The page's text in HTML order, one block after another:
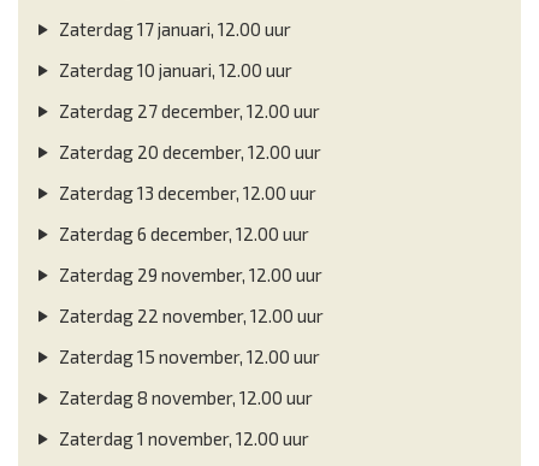
Zaterdag 17 januari, 12.00 uur
Zaterdag 10 januari, 12.00 uur
Zaterdag 27 december, 12.00 uur
Zaterdag 20 december, 12.00 uur
Zaterdag 13 december, 12.00 uur
Zaterdag 6 december, 12.00 uur
Zaterdag 29 november, 12.00 uur
Zaterdag 22 november, 12.00 uur
Zaterdag 15 november, 12.00 uur
Zaterdag 8 november, 12.00 uur
Zaterdag 1 november, 12.00 uur